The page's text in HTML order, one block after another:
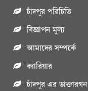
চাঁদপুর পরিচিতি
বিজ্ঞাপন মুল্য
আমাদের সম্পর্কে
ক্যারিয়ার
চাঁদপুর এর ডাক্তারগন